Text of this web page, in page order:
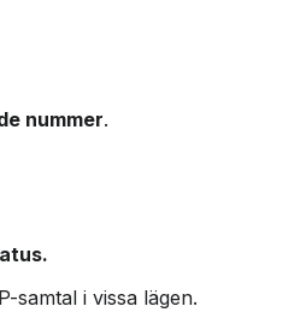
nummer.
samtal i vissa lägen.